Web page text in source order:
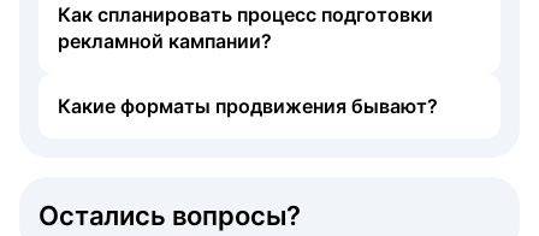
Как спланировать процесс подготовки
рекламной кампании?
Какие форматы продвижения бывают?
Остались вопросы?